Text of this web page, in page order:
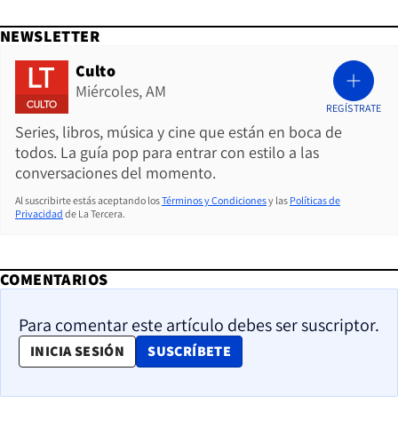
NEWSLETTER
Culto
Miércoles, AM
Series, libros, música y cine que están en boca de
todos. La guía pop para entrar con estilo a las
conversaciones del momento.
REGÍSTRATE
Al suscribirte estás aceptando losTérminos y Condicionesy las Políticas de
Privacidad de La Tercera.
COMENTARIOS
Para comentar este artículo debes ser suscriptor.
INICIA SESIÓN SUSCRÍBETE
OPENS IN NEW WINDOW